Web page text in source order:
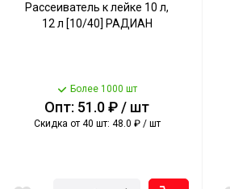
Рассеиватель к лейке 10 л,
12 л [10/40] РАДИАН
Более 1000 шт
Опт: 51.0 ₽ / шт
Скидка от 40 шт: 48.0 ₽ / шт